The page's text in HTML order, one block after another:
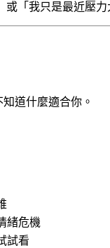
「我只是最近壓
道什麼適合你。
緒危機
試看